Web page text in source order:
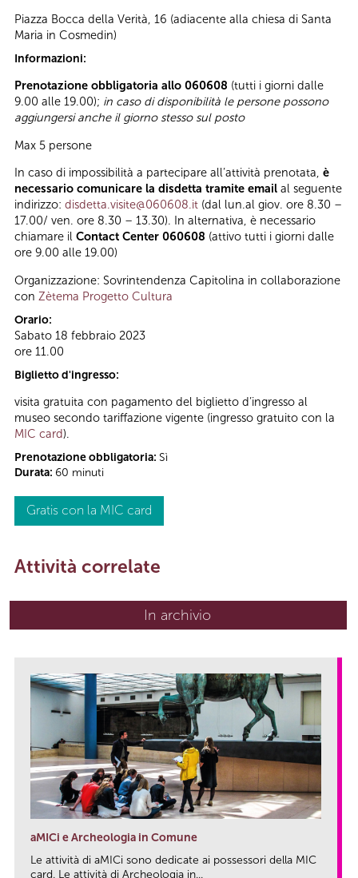
Piazza Bocca della Verità, 16 (adiacente alla chiesa di Santa
Maria in Cosmedin)
Informazioni:
Prenotazione obbligatoria allo 060608 (tutti i giorni dalle
9.00 alle 19.00); in caso di disponibilità le persone possono
aggiungersi anche il giorno stesso sul posto
Max 5 persone
In caso di impossibilità a partecipare all’attività prenotata, è
necessario comunicare la disdetta tramite email al seguente
indirizzo: disdetta.visite@060608.it (dal lun.al giov. ore 8.30 –
17.00/ ven. ore 8.30 – 13.30). In alternativa, è necessario
chiamare il Contact Center 060608 (attivo tutti i giorni dalle
ore 9.00 alle 19.00)
Organizzazione: Sovrintendenza Capitolina in collaborazione
con Zètema Progetto Cultura
Orario:
Sabato 18 febbraio 2023
ore 11.00
Biglietto d'ingresso:
visita gratuita con pagamento del biglietto d’ingresso al
museo secondo tariffazione vigente (ingresso gratuito con la
MIC card).
Prenotazione obbligatoria: Sì
Durata: 60 minuti
Gratis con la MIC card
Attività correlate
In archivio
aMICi e Archeologia in Comune
Le attività di aMICi sono dedicate ai possessori della MIC
card. Le attività di Archeologia in...